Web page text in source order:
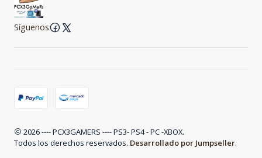
Síguenos
2026 ---- PCX3GAMERS ---- PS3- PS4 - PC -XBOX.
Todos los derechos reservados. Desarrollado por Jumpseller.